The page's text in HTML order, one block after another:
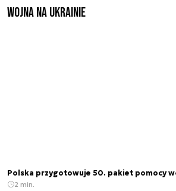
Wojna na Ukrainie
Polska przygotowuje 50. pakiet pomocy
2 min.